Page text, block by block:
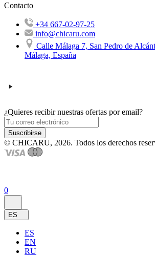
Contacto
+34 667-02-97-25
info@chicaru.com
Calle Málaga 7, San Pedro de
Málaga, España
¿Quieres recibir nuestras ofertas por email?
Suscribirse
© CHICARU, 2026. Todos los derechos
0
ES
ES
EN
RU